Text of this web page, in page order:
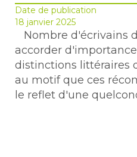
Date de publication
18 janvier 2025
Nombre d'écrivains
accorder
distinctions littéraires
au motif que ces
le reflet d'une